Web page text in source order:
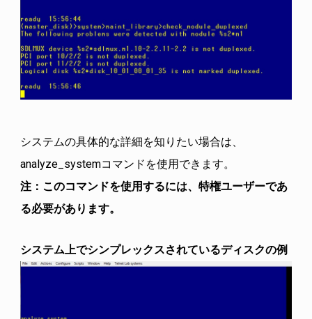
システムの具体的な詳細を知りたい場合は、
analyze_systemコマンドを使用できます。
注：このコマンドを使用するには、特権ユーザーであ
る必要があります。
システム上でシンプレックスされているディスクの例